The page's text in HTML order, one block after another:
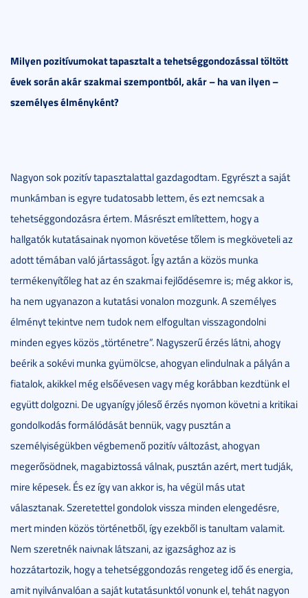
Milyen pozitívumokat tapasztalt a tehetséggondozással töltött
évek során akár szakmai szempontból, akár – ha van ilyen –
személyes élményként?
Nagyon sok pozitív tapasztalattal gazdagodtam. Egyrészt a saját
munkámban is egyre tudatosabb lettem, és ezt nemcsak a
tehetséggondozásra értem. Másrészt említettem, hogy a
hallgatók kutatásainak nyomon követése tőlem is megköveteli az
adott témában való jártasságot. Így aztán a közös munka
termékenyítőleg hat az én szakmai fejlődésemre is; még akkor is,
ha nem ugyanazon a kutatási vonalon mozgunk. A személyes
élményt tekintve nem tudok nem elfogultan visszagondolni
minden egyes közös „történetre”. Nagyszerű érzés látni, ahogy
beérik a sokévi munka gyümölcse, ahogyan elindulnak a pályán a
fiatalok, akikkel még elsőévesen vagy még korábban kezdtünk el
együtt dolgozni. De ugyanígy jóleső érzés nyomon követni a kritikai
gondolkodás formálódását bennük, vagy pusztán a
személyiségükben végbemenő pozitív változást, ahogyan
megerősödnek, magabiztossá válnak, pusztán azért, mert tudják,
mire képesek. És ez így van akkor is, ha végül más utat
választanak. Szeretettel gondolok vissza minden elengedésre,
mert minden közös történetből, így ezekből is tanultam valamit.
Nem szeretnék naivnak látszani, az igazsághoz az is
hozzátartozik, hogy a tehetséggondozás rengeteg idő és energia,
amit nyilvánvalóan a saját kutatásunktól vonunk el, tehát nagyon